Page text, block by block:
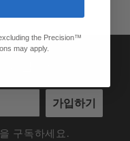
가입하기
구독하세요.
the Precision™
may apply.